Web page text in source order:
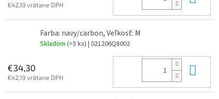
€42,19 vrátane DPH
Farba: navy/carbon, Veľkosť: M
Skladom (>5 ks) | 021206Q8002
€34,30
€42,19 vrátane DPH